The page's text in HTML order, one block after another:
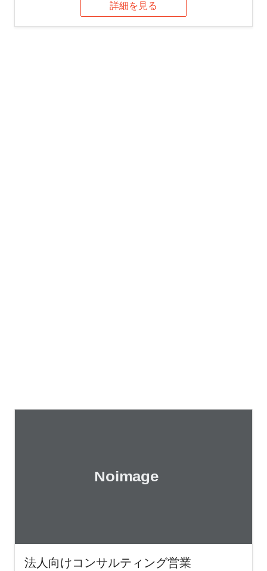
詳細を見る
法人向けコンサルティング営業